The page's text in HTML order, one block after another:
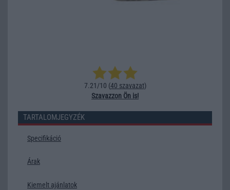
7.21/10 (40 szavazat)
Szavazzon Ön is!
TARTALOMJEGYZÉK
Specifikáció
Árak
Kiemelt ajánlatok